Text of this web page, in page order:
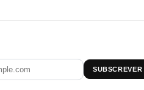
SUBSCREVER